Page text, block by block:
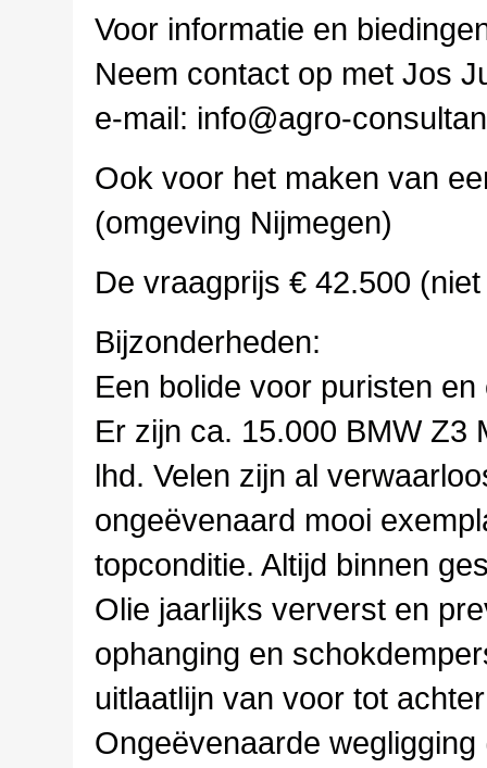
Voor informatie en
Neem contact op met Jos
e-mail: info@agro-
Ook voor het maken van
(omgeving Nijmegen)
De vraagprijs € 42.500
Bijzonderheden:
Een bolide voor puristen
Er zijn ca. 15.000 BMW Z3
lhd. Velen zijn al
ongeëvenaard mooi
topconditie. Altijd binnen
Olie jaarlijks ververst en
ophanging en
uitlaatlijn van voor tot
Ongeëvenaarde